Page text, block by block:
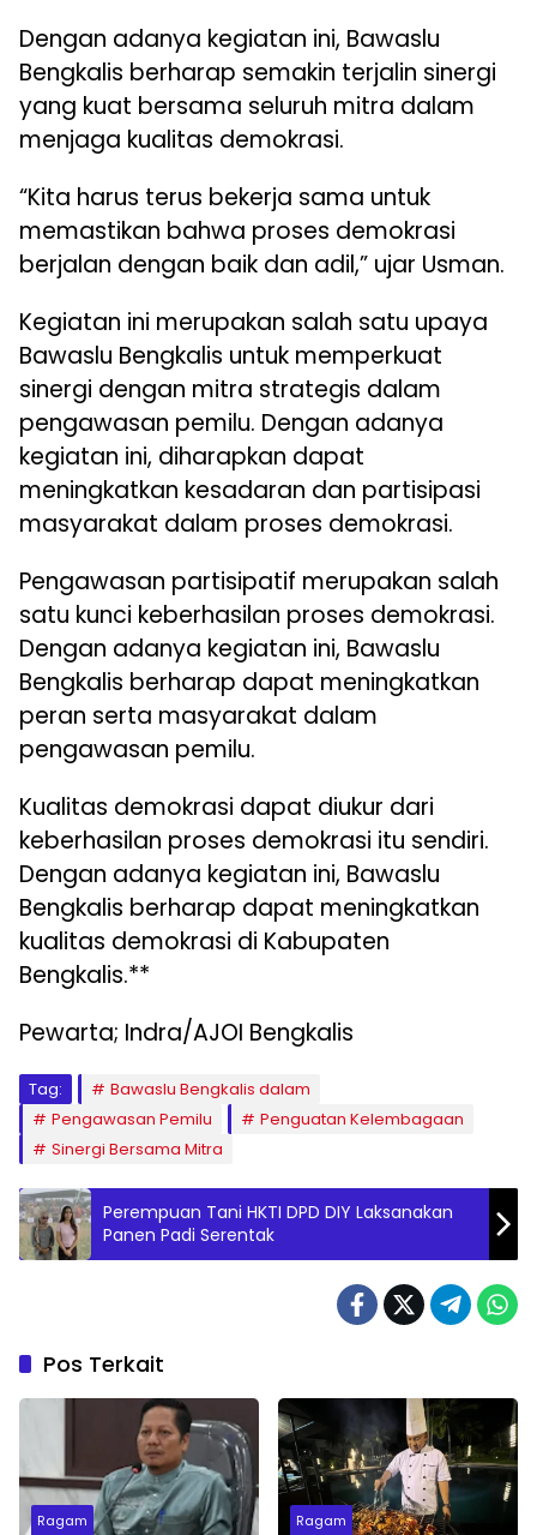
Dengan adanya kegiatan ini, Bawaslu
Bengkalis berharap semakin terjalin sinergi
yang kuat bersama seluruh mitra dalam
menjaga kualitas demokrasi.
“Kita harus terus bekerja sama untuk
memastikan bahwa proses demokrasi
berjalan dengan baik dan adil,” ujar Usman.
Kegiatan ini merupakan salah satu upaya
Bawaslu Bengkalis untuk memperkuat
sinergi dengan mitra strategis dalam
pengawasan pemilu. Dengan adanya
kegiatan ini, diharapkan dapat
meningkatkan kesadaran dan partisipasi
masyarakat dalam proses demokrasi.
Pengawasan partisipatif merupakan salah
satu kunci keberhasilan proses demokrasi.
Dengan adanya kegiatan ini, Bawaslu
Bengkalis berharap dapat meningkatkan
peran serta masyarakat dalam
pengawasan pemilu.
Kualitas demokrasi dapat diukur dari
keberhasilan proses demokrasi itu sendiri.
Dengan adanya kegiatan ini, Bawaslu
Bengkalis berharap dapat meningkatkan
kualitas demokrasi di Kabupaten
Bengkalis.**
Pewarta; Indra/AJOI Bengkalis
Tag:
Bawaslu Bengkalis dalam
Pengawasan Pemilu
Penguatan Kelembagaan
Sinergi Bersama Mitra
Perempuan Tani HKTI DPD DIY Laksanakan
Panen Padi Serentak
Pos Terkait
Ragam Ragam